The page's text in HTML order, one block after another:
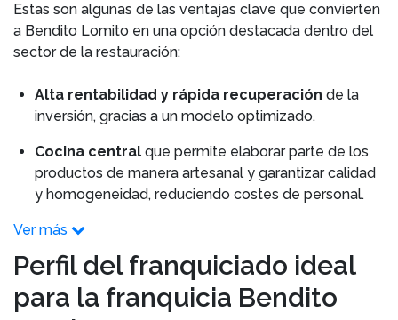
Estas son algunas de las ventajas clave que convierten
a Bendito Lomito en una opción destacada dentro del
sector de la restauración:
Alta rentabilidad y rápida recuperación de la
inversión, gracias a un modelo optimizado.
Cocina central que permite elaborar parte de los
productos de manera artesanal y garantizar calidad
y homogeneidad, reduciendo costes de personal.
Ver más
Perfil del franquiciado ideal
para la franquicia Bendito